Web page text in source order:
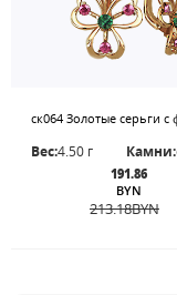
Вес:4.50 г Камни:
191.86
BYN
213.18BYN